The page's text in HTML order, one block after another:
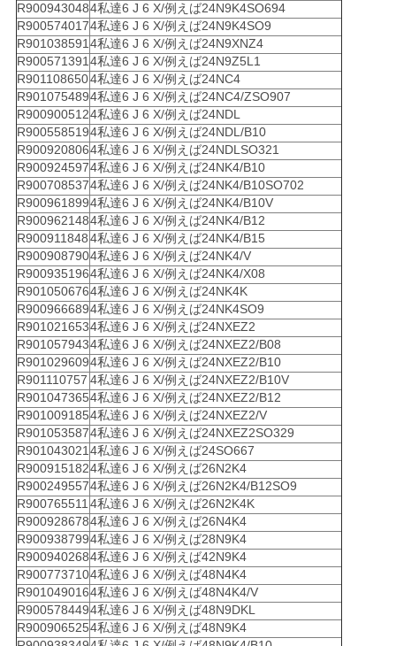
R9009430484私達6 J 6 X/例えば24N9K4SO694
R9005740174私達6 J 6 X/例えば24N9K4SO9
R901038591 4私達6 J 6 X/例えば24N9XNZ4
R900571391 4私達6 J 6 X/例えば24N9Z5L1
R9011086504私達6 J 6 X/例えば24NC4
R9010754894私達6 J 6 X/例えば24NC4/ZSO907
R9009005124私達6 J 6 X/例えば24NDL
R9005585194私達6 J 6 X/例えば24NDL/B10
R9009208064私達6 J 6 X/例えば24NDLSO321
R9009245974私達6 J 6 X/例えば24NK4/B10
R9007085374私達6 J 6 X/例えば24NK4/B10SO702
R9009618994私達6 J 6 X/例えば24NK4/B10V
R9009621484私達6 J 6 X/例えば24NK4/B12
R9009118484私達6 J 6 X/例えば24NK4/B15
R9009087904私達6 J 6 X/例えば24NK4/V
R9009351964私達6 J 6 X/例えば24NK4/X08
R9010506764私達6 J 6 X/例えば24NK4K
R9009666894私達6 J 6 X/例えば24NK4SO9
R9010216534私達6 J 6 X/例えば24NXEZ2
R9010579434私達6 J 6 X/例えば24NXEZ2/B08
R9010296094私達6 J 6 X/例えば24NXEZ2/B10
R901110757 4私達6 J 6 X/例えば24NXEZ2/B10V
R9010473654私達6 J 6 X/例えば24NXEZ2/B12
R9010091854私達6 J 6 X/例えば24NXEZ2/V
R9010535874私達6 J 6 X/例えば24NXEZ2SO329
R901043021 4私達6 J 6 X/例えば24SO667
R9009151824私達6 J 6 X/例えば26N2K4
R9002495574私達6 J 6 X/例えば26N2K4/B12SO9
R900765511 4私達6 J 6 X/例えば26N2K4K
R9009286784私達6 J 6 X/例えば26N4K4
R9009387994私達6 J 6 X/例えば28N9K4
R9009402684私達6 J 6 X/例えば42N9K4
R9007737104私達6 J 6 X/例えば48N4K4
R9010490164私達6 J 6 X/例えば48N4K4/V
R9005784494私達6 J 6 X/例えば48N9DKL
R9009065254私達6 J 6 X/例えば48N9K4